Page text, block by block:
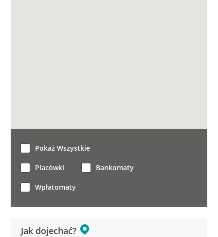
Jak dojechać?
Pokaż Wszystkie
Placówki Bankomaty
Wpłatomaty